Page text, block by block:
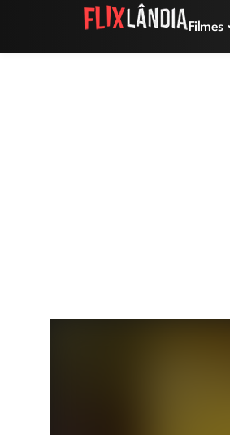
Filmes